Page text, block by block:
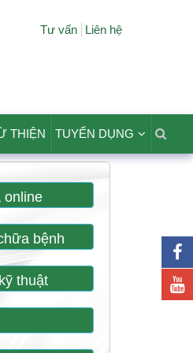
Tư vấn Liên hệ
THIỆN TUYỂN DỤNG
bệnh
thuật